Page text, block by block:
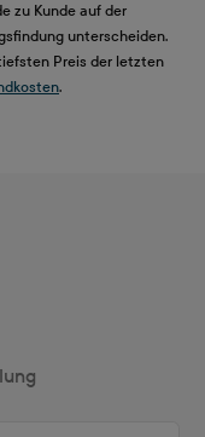
zu Kunde auf der
unterscheiden.
Preis der letzten
.